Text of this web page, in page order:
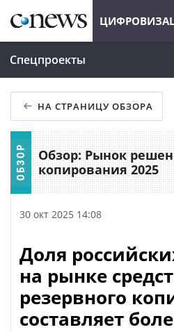
Спецпроекты
НА СТРАНИЦУ ОБЗОРА
Обзор: Рынок
копирования 2025
30 окт 2025 14:08
Доля
на рынке
резервного
составляет